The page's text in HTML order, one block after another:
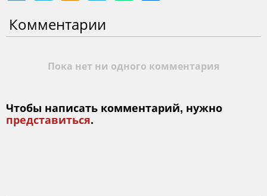
Комментарии
Пока нет ни одного комментария
Чтобы написать комментарий, нужно
представиться.